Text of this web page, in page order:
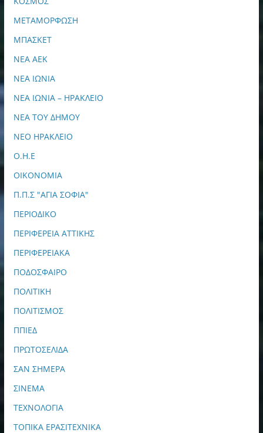
ΜΕΤΑΜΟΡΦΩΣΗ
ΜΠΑΣΚΕΤ
ΝΕΑ ΑΕΚ
ΝΕΑ ΙΩΝΙΑ
ΝΕΑ ΙΩΝΙΑ – ΗΡΑΚΛΕΙΟ
ΝΕΑ ΤΟΥ ΔΗΜΟΥ
ΝΕΟ ΗΡΑΚΛΕΙΟ
Ο.Η.Ε
ΟΙΚΟΝΟΜΙΑ
Π.Π.Σ "ΑΓΙΑ ΣΟΦΙΑ"
ΠΕΡΙΟΔΙΚΟ
ΠΕΡΙΦΕΡΕΙΑ ΑΤΤΙΚΗΣ
ΠΕΡΙΦΕΡΕΙΑΚΑ
ΠΟΔΟΣΦΑΙΡΟ
ΠΟΛΙΤΙΚΗ
ΠΟΛΙΤΙΣΜΟΣ
ΠΠΙΕΔ
ΠΡΩΤΟΣΕΛΙΔΑ
ΣΑΝ ΣΗΜΕΡΑ
ΣΙΝΕΜΑ
ΤΕΧΝΟΛΟΓΙΑ
ΤΟΠΙΚΑ ΕΡΑΣΙΤΕΧΝΙΚΑ